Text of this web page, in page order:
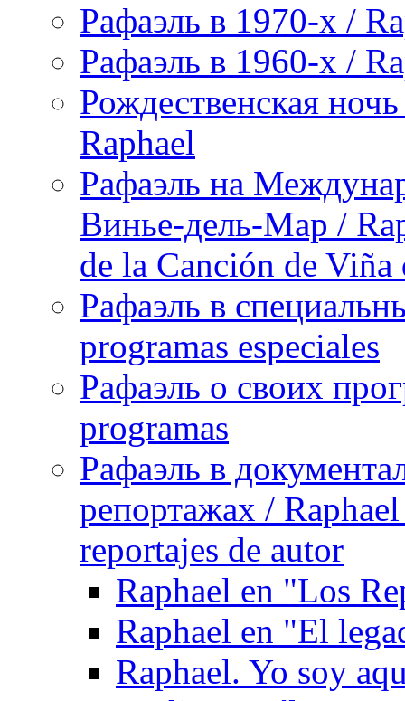
Рафаэль в 1970-х /
Рафаэль в 1960-х /
Рождественская
Raphael
Рафаэль на
Винье-дель-Мар /
de la Canción de
Рафаэль в
programas especiales
Рафаэль о своих
programas
Рафаэль в
репортажах /
reportajes de autor
Raphael en "Los
Raphael en "El
Raphael. Yo soy